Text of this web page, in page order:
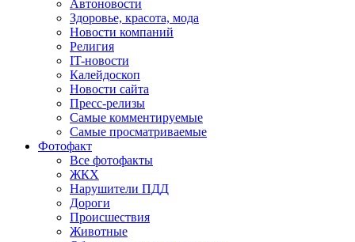
Автоновости
Здоровье, красота, мода
Новости компаний
Религия
IT-новости
Калейдоскоп
Новости сайта
Пресс-релизы
Самые комментируемые
Самые просматриваемые
Фотофакт
Все фотофакты
ЖКХ
Нарушители ПДД
Дороги
Происшествия
Животные